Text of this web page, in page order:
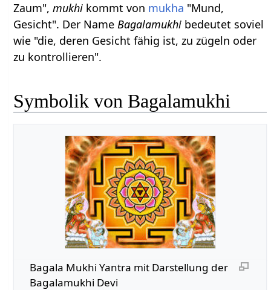
Zaum",mukhi kommt von mukha "Mund,
Gesicht". Der NameBagalamukhi bedeutet soviel
wie "die, deren Gesicht fähig ist, zu zügeln oder
zu kontrollieren".
Symbolik von Bagalamukhi
Bagala Mukhi Yantra mit Darstellung der
Bagalamukhi Devi